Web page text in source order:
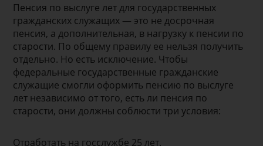
Пенсия по выслуге лет для государственных
гражданских служащих — это не досрочная
пенсия, а дополнительная, в нагрузку к пенсии по
старости. По общему правилу ее нельзя получить
отдельно. Но есть исключение. Чтобы
федеральные государственные гражданские
служащие смогли оформить пенсию по выслуге
лет независимо от того, есть ли пенсия по
старости, они должны соблюсти три условия:
Отработать на госслужбе 25 лет.